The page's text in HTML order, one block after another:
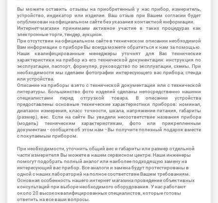
Вы можете оставить отзывы на приобретенный у нас прибор, измеритель,
устройство, индикатор или изделие. Ваш отзыв при Вашем согласии будет
опубликован на официальном сайте без указания контактной информации.
Интернет-магазин принимаем активное участие в таких процедурах как
электронные торги, тендер, аукцион.
При отсутствии на официальном сайте в техническом описании необходимой
Вам информации о приборе Вы всегда можете обратиться к нам за помощью.
Наши квалифицированные менеджеры уточнят для Вас технические
характеристики на прибор из его технической документации: инструкция по
эксплуатации, паспорт, формуляр, руководство по эксплуатации, схемы. При
необходимости мы сделаем фотографии интересующего вас прибора, стенда
или устройства.
Описание на приборы взято с технической документации или с технической
литературы. Большинство фото изделий сделаны непосредственно нашими
специалистами перед отгрузкой товара. В описании устройства
предоставлены основные технические характеристики приборов: номинал,
диапазон измерения, класс точности, шкала, напряжение питания, габариты
(размер), вес. Если на сайте Вы увидели несоответствие названия прибора
(модель) техническим характеристикам, фото или прикрепленным
документам - сообщите об этом нам - Вы получите полезный подарок вместе
с покупаемым прибором.
При необходимости, уточнить общий вес и габариты или размер отдельной
части измерителя Вы можете в нашем сервисном центре. Наши инженеры
помогут подобрать полный аналог или наиболее подходящую замену на
интересующий вас прибор. Все аналоги и замена будут протестированы в
одной с наших лабораторий на полное соответствие Вашим требованиям.
Основная особенность нашего интернет магазина проведение объективных
консультаций при выборе необходимого оборудования. У нас работают
около 20 высококвалифицированных специалистов, которые готовы
ответить на все ваши вопросы.